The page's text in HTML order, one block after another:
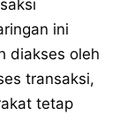
ini
diakses oleh
transaksi,
tetap